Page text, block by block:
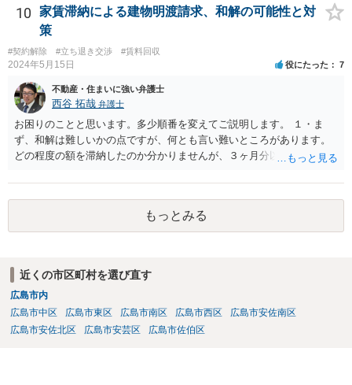
をご検討ください。
10
家賃滞納による建物明渡請求、和解の可能性と対
策
#契約解除 #立ち退き交渉 #賃料回収
2024年5月15日 役にたった 7
不動産・住まいに強い弁護士
西谷 拓哉 弁護士
お困りのことと思います。多少順番を変えてご説明します。 １・ま
ず、和解は難しいかの点ですが、何とも言い難いところがあります。
どの程度の額を滞納したのか分かりませんが、３ヶ月分以上滞納した
れたと評価され、来月払えるからと言って、大家があなたとの賃貸借
契約が解約できることに変わりなくなってしまうからです。 そのよう
な場合、相手が、「もう出て行って欲しい」と考えていれば、引き続
き居住する前提での和解は難しい可能性があります。 ２・弁護士が事
頼を受けられないかもしれないです。依頼を受けるにしても厳しめの
リスクを踏まえた上でのものとなる可能性があります。 定型的な事件
依頼となるかもわからず、着手金額もなんともいえないと思います。
複数事務所にあたり、着手金額を確認されるとよいと思います。 ３・
もっとみる
近くの市区町村を選び直す
広島市内
広島市中区
広島市東区 広島市南区 広島市西区
広島市安佐南区
広島市安佐北区
広島市安芸区 広島市佐伯区